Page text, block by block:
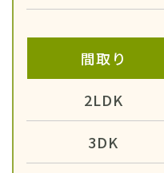
間取り
2LDK
3DK